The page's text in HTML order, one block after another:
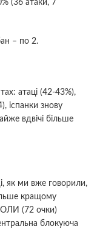
(36 атаки, 7
– по 2.
атаці (42-43%),
іспанки знову
вдвічі більше
як ми вже говорили,
кращому
(72 очки)
блокуюча